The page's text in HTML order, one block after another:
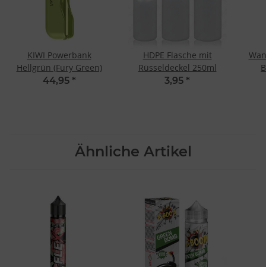
KIWI Powerbank
Hellgrün (Fury Green)
44,95 *
HDPE Flasche mit
Rüsseldeckel 250ml
3,95 *
Ähnliche Artikel